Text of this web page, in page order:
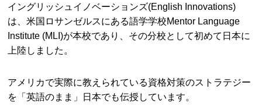
イングリッシュイノベーションズ(English Innovations)
は、米国ロサンゼルスにある語学学校Mentor Language
Institute (MLI)が本校であり、その分校として初めて日本に
上陸しました。
アメリカで実際に教えられている資格対策のストラテジー
を「英語のまま」日本でも伝授しています。